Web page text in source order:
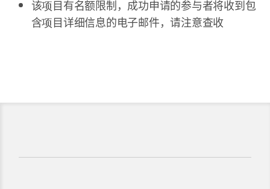
该项目有名额限制，成功申请的参与者将收到包
含项目详细信息的电子邮件，请注意查收